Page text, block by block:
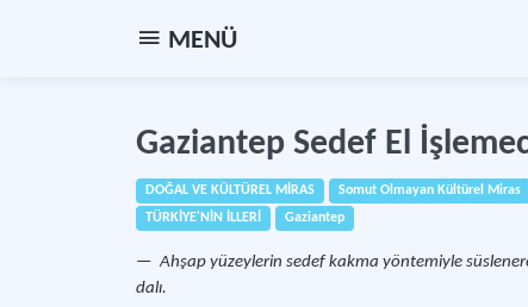
MENÜ
Gaziantep Sedef El
DOĞAL VE KÜLTÜREL MİRAS Somut Olmayan Kültürel Miras
TÜRKİYE'NİN İLLERİ
Gaziantep
Ahşap yüzeylerin sedef kakma yöntemiyle
dalı.